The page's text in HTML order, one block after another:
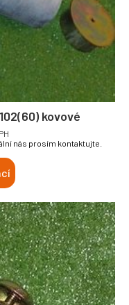
kovové
nás prosím kontaktujte.